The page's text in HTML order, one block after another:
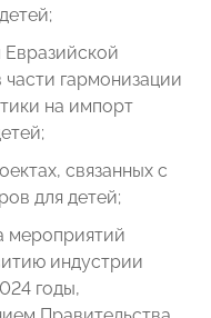
гармонизации
на импорт
связанных с
для детей;
мероприятий
индустрии
годы,